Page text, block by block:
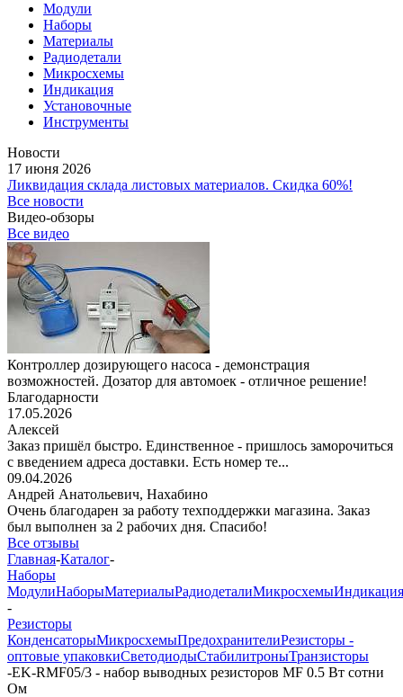
Модули
Наборы
Материалы
Радиодетали
Микросхемы
Индикация
Установочные
Инструменты
Новости
17 июня 2026
Ликвидация склада листовых материалов. Скидка 60%!
Все новости
Видео-обзоры
Все видео
Контроллер дозирующего насоса - демонстрация
возможностей. Дозатор для автомоек - отличное решение!
Благодарности
17.05.2026
Алексей
Заказ пришёл быстро. Единственное - пришлось заморочиться
с введением адреса доставки. Есть номер те...
09.04.2026
Андрей Анатольевич, Нахабино
Очень благодарен за работу техподдержки магазина. Заказ
был выполнен за 2 рабочих дня. Спасибо!
Все отзывы
Главная-Каталог-
Наборы
МодулиНаборыМатериалыРадиодеталиМикросхемыИндикация
-
Резисторы
КонденсаторыМикросхемыПредохранителиРезисторы -
оптовые упаковкиСветодиодыСтабилитроныТранзисторы
-EK-RMF05/3 - набор выводных резисторов MF 0.5 Вт сотни
Ом